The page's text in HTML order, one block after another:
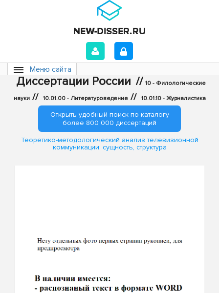
Меню сайта
Диссертации России // 10 - Филологические
науки // 10.01.00 - Литературоведение // 10.01.10 - Журналистика
Открыть удобный поиск по каталогу
более 800 000 диссертаций
Теоретико-методологический анализ телевизионной
коммуникации: сущность, структура